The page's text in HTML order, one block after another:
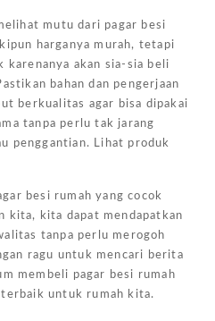
mutu dari pagar besi
harganya murah, tetapi
karenanya akan sia-sia beli
bahan dan pengerjaan
berkualitas agar bisa dipakai
tanpa perlu tak jarang
penggantian. Lihat produk
besi rumah yang cocok
kita, kita dapat mendapatkan
tanpa perlu merogoh
ragu untuk mencari berita
membeli pagar besi rumah
terbaik untuk rumah kita.